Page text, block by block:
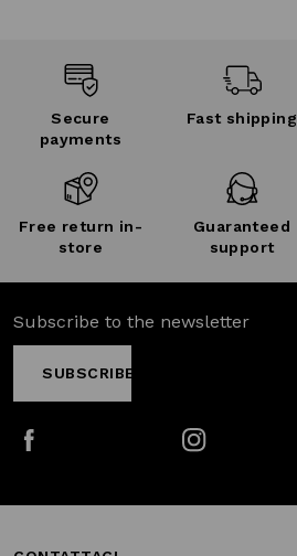
Secure
payments
Fast shipping
Free return in-
store
Guaranteed
support
Subscribe to the newsletter
SUBSCRIBE